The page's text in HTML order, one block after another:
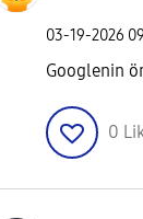
‎03-19-2026
Googlenin
0